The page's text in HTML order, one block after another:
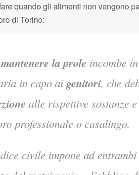
quando gli alimenti non vengono
di Torino:
mantenere la prole incombe
in capo aigenitori, che
alle rispettive sostanze
professionale o casalingo.
civile impone ad